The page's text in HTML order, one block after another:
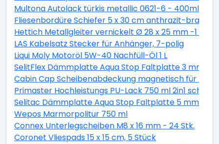
Multona Autolack türkis metallic 0621-6 - 400ml
Fliesenbordüre Schiefer 5 x 30 cm anthrazit-braun
Hettich Metallgleiter vernickelt Ø 28 x 25 mm -1
LAS Kabelsatz Stecker für Anhänger, 7-polig
Liqui Moly Motoröl 5W-40 Nachfüll-Öl 1 L
SelitFlex Dämmplatte Aqua Stop Faltplatte 3 mm
Cabin Cap Scheibenabdeckung magnetisch für
Primaster Hochleistungs PU-Lack 750 ml 2in1
Selitac Dämmplatte Aqua Stop Faltplatte 5 mm
Wepos Marmorpolitur 750 ml
Connex Unterlegscheiben M8 x 16 mm - 24 Stk.
Coronet Vliespads 15 x 15 cm, 5 Stück